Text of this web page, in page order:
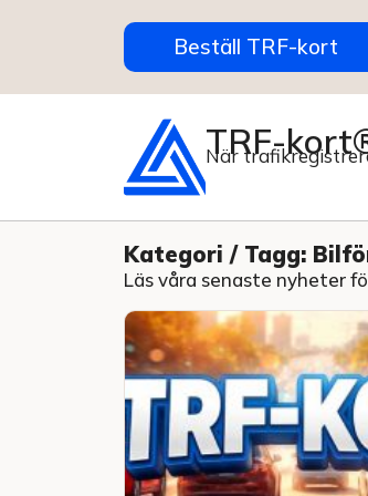
Beställ TRF-kort
TRF-
När
Kategori / Tagg:
Läs våra senaste nyheter